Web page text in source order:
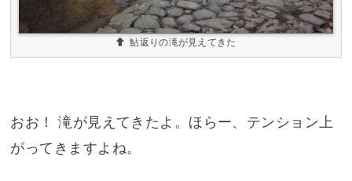
鮎返りの滝が見えてきた
おお！ 滝が見えてきたよ。ほらー、テンション上
がってきますよね。